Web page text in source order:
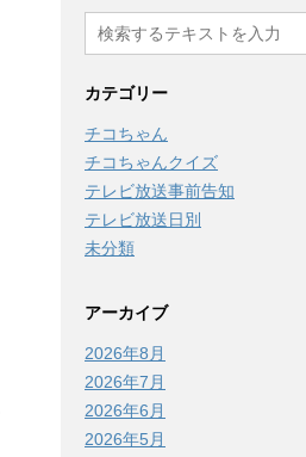
カテゴリー
チコちゃん
チコちゃんクイズ
テレビ放送事前告知
テレビ放送日別
未分類
アーカイブ
2026年8月
2026年7月
2026年6月
2026年5月